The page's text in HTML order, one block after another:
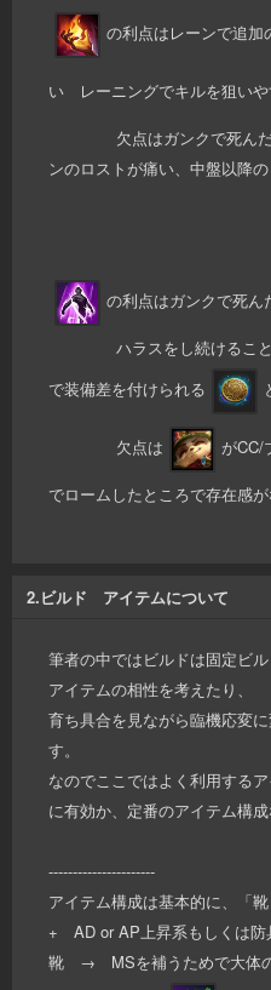
の利点はレーンで追加
い レーニングでキルを狙い
欠点はガンクで死んだ際
ンのロストが痛い、中盤以降
の利点はガンクで死
ハラスをし続けることで
で装備差を付けられる
欠点は がCC/
でロームしたところで存在感
2.ビルド アイテムについて
筆者の中ではビルドは固定ビ
アイテムの相性を考えたり、
育ち具合を見ながら臨機応変
す。
なのでここではよく利用する
に有効か、定番のアイテム構
----------------------
アイテム構成は基本的に
+ AD or AP上昇系もしくは防
靴 → MSを補うためで大体の